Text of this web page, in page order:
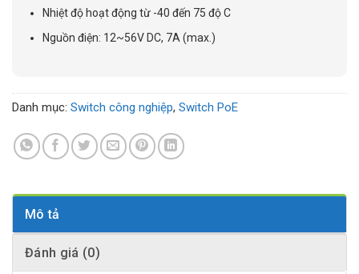
Nhiệt độ hoạt động từ -40 đến 75 độ C
Nguồn điện: 12~56V DC, 7A (max.)
Danh mục: Switch công nghiệp, Switch PoE
Mô tả
Đánh giá (0)